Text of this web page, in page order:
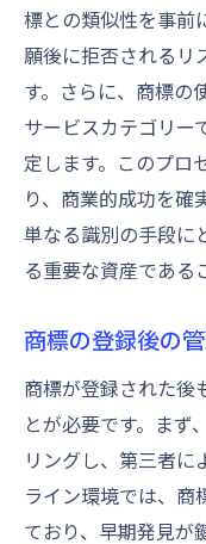
標との類似性を事前
願後に拒否されるリ
す。さらに、商標の
サービスカテゴリー
定します。このプロ
り、商業的成功を確
単なる識別の手段に
る重要な資産である
商標の登録後の
商標が登録された後
とが必要です。まず
リングし、第三者に
ライン環境では、商
ており、早期発見が